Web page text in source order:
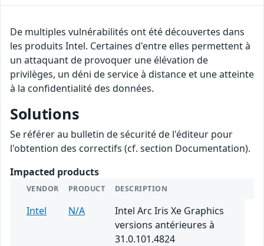
De multiples vulnérabilités ont été découvertes dans
les produits Intel. Certaines d'entre elles permettent à
un attaquant de provoquer une élévation de
privilèges, un déni de service à distance et une atteinte
à la confidentialité des données.
Solutions
Se référer au bulletin de sécurité de l'éditeur pour
l'obtention des correctifs (cf. section Documentation).
Impacted products
VENDOR PRODUCT DESCRIPTION
Intel N/A
Intel Arc Iris Xe Graphics
versions antérieures à
31.0.101.4824